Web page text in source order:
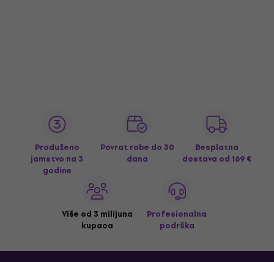
Produženo
jamstvo na 3
godine
Povrat robe do 30
dana
Besplatna
dostava od 169 €
Više od 3 milijuna
kupaca
Profesionalna
podrška